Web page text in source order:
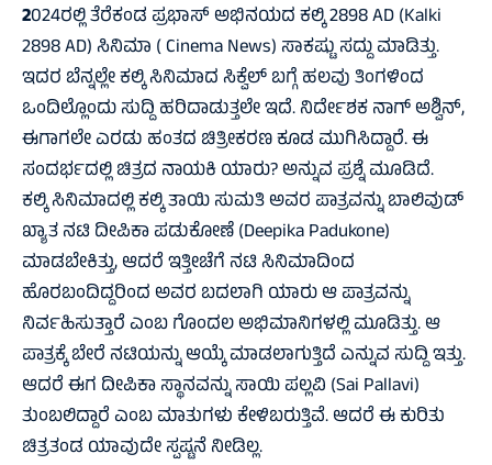
2024ರಲ್ಲಿ ತೆರೆಕಂಡ ಪ್ರಭಾಸ್‌ ಅಭಿನಯದ ಕಲ್ಕಿ 2898 AD (Kalki
2898 AD) ಸಿನಿಮಾ ( Cinema News) ಸಾಕಷ್ಟು ಸದ್ದು ಮಾಡಿತ್ತು.
ಇದರ ಬೆನ್ನಲ್ಲೇ ಕಲ್ಕಿ ಸಿನಿಮಾದ ಸಿಕ್ವೆಲ್‌ ಬಗ್ಗೆ ಹಲವು ತಿಂಗಳಿಂದ
ಒಂದಿಲ್ಲೊಂದು ಸುದ್ದಿ ಹರಿದಾಡುತ್ತಲೇ ಇದೆ. ನಿರ್ದೇಶಕ ನಾಗ್ ಅಶ್ವಿನ್‌,
ಈಗಾಗಲೇ ಎರಡು ಹಂತದ ಚಿತ್ರೀಕರಣ ಕೂಡ ಮುಗಿಸಿದ್ದಾರೆ. ಈ
ಸಂದರ್ಭದಲ್ಲಿ ಚಿತ್ರದ ನಾಯಕಿ ಯಾರು? ಅನ್ನುವ ಪ್ರಶ್ನೆ ಮೂಡಿದೆ.
ಕಲ್ಕಿ ಸಿನಿಮಾದಲ್ಲಿ ಕಲ್ಕಿ ತಾಯಿ ಸುಮತಿ ಅವರ ಪಾತ್ರವನ್ನು ಬಾಲಿವುಡ್
ಖ್ಯಾತ ನಟಿ ದೀಪಿಕಾ ಪಡುಕೋಣೆ (Deepika Padukone)
ಮಾಡಬೇಕಿತ್ತು, ಆದರೆ ಇತ್ತೀಚೆಗೆ ನಟಿ ಸಿನಿಮಾದಿಂದ
ಹೊರಬಂದಿದ್ದರಿಂದ ಅವರ ಬದಲಾಗಿ ಯಾರು ಆ ಪಾತ್ರವನ್ನು
ನಿರ್ವಹಿಸುತ್ತಾರೆ ಎಂಬ ಗೊಂದಲ ಅಭಿಮಾನಿಗಳಲ್ಲಿ ಮೂಡಿತ್ತು. ಆ
ಪಾತ್ರಕ್ಕೆ ಬೇರೆ ನಟಿಯನ್ನು ಆಯ್ಕೆ ಮಾಡಲಾಗುತ್ತಿದೆ ಎನ್ನುವ ಸುದ್ದಿ ಇತ್ತು.
ಆದರೆ ಈಗ ದೀಪಿಕಾ ಸ್ಥಾನವನ್ನು ಸಾಯಿ ಪಲ್ಲವಿ (Sai Pallavi)
ತುಂಬಲಿದ್ದಾರೆ ಎಂಬ ಮಾತುಗಳು ಕೇಳಿಬರುತ್ತಿವೆ. ಆದರೆ ಈ ಕುರಿತು
ಚಿತ್ರತಂಡ ಯಾವುದೇ ಸ್ಪಷ್ಟನೆ ನೀಡಿಲ್ಲ.